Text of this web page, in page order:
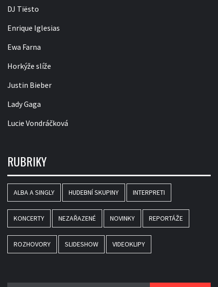
DJ Tiësto
Enrique Iglesias
Ewa Farna
Horkýže slíže
Justin Bieber
Lady Gaga
Lucie Vondráčková
RUBRIKY
ALBA A SINGLY HUDEBNÍ SKUPINY INTERPRETI
KONCERTY NEZAŘAZENÉ NOVINKY REPORTÁŽE
ROZHOVORY SLIDESHOW VIDEOKLIPY